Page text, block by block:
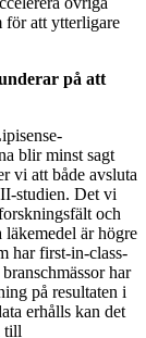
för att ytterligare
på att
blir minst sagt
vi att både avsluta
studien. Det vi
och
är högre
har first-in-class-
har
på resultaten i
erhålls kan det
till